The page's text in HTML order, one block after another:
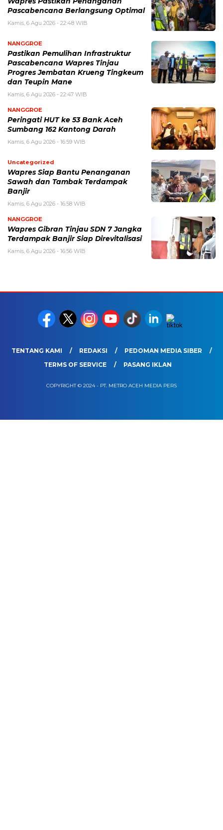
Pascabencana Berlangsung Optimal
Kamis, 6 Agu 2026 - 22:48 WIB
NANGGROE
Pastikan Pemulihan Infrastruktur
Pascabencana Wapres Tinjau
Progres Jembatan Krueng Tingkeum
dan Teupin Mane
Kamis, 6 Agu 2026 - 22:47 WIB
NANGGROE
Peringati HUT ke 53 Bank Aceh
Sumbang 162 Kantong Darah
Kamis, 6 Agu 2026 - 16:59 WIB
Uncategorized
Wapres Siap Bantu Penanganan
Sawah dan Tambak Terdampak
Banjir
Kamis, 6 Agu 2026 - 16:58 WIB
NANGGROE
Wapres Gibran Tinjau SDN 7 Jangka
Terdampak Banjir Siap Direvitalisasi
Kamis, 6 Agu 2026 - 16:56 WIB
TENTANG KAMI REDAKSI
PEDOMAN MEDIA SIBER
TERMS OF SERVICE
PASANG IKLAN
COPYRIGHT © 2024 - PT. METRO ACEH MEDIA PERS